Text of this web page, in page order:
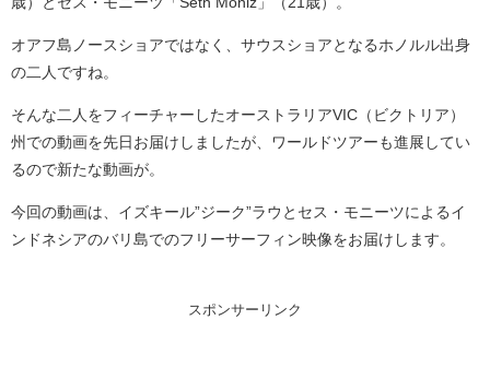
オアフ島ノースショアではなく、サウスショアとなるホノルル出身
の二人ですね。
そんな二人をフィーチャーしたオーストラリアVIC（ビクトリア）
州での動画を先日お届けしましたが、ワールドツアーも進展してい
るので新たな動画が。
今回の動画は、イズキール”ジーク”ラウとセス・モニーツによるイ
ンドネシアのバリ島でのフリーサーフィン映像をお届けします。
スポンサーリンク